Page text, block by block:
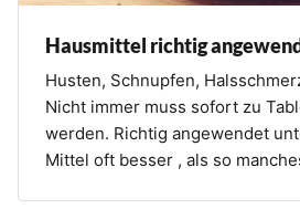
Hausmittel richtig
Husten, Schnupfen,
Nicht immer muss sofort zu
werden. Richtig angewendet
Mittel oft besser , als so